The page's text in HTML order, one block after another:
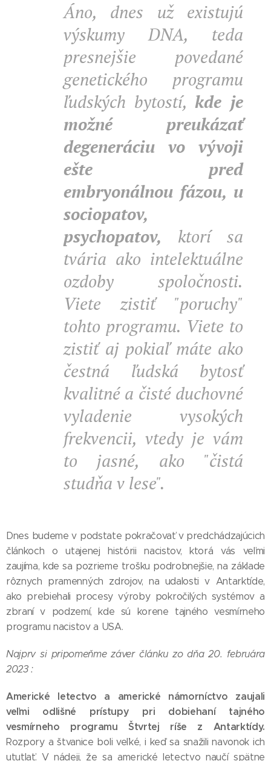
Áno, dnes už existujú
výskumy DNA, teda
presnejšie povedané
genetického programu
ľudských bytostí,kde je
možné preukázať
degeneráciu vo vývoji
ešte pred
embryonálnou fázou, u
sociopatov,
psychopatov, ktorí sa
tvária ako intelektuálne
ozdoby spoločnosti.
Viete zistiť "poruchy"
tohto programu. Viete to
zistiť aj pokiaľ máte ako
čestná ľudská bytosť
kvalitné a čisté duchovné
vyladenie vysokých
frekvencii, vtedy je vám
to jasné, ako "čistá
studňa v lese".
Dnes budeme v podstate pokračovať v predchádzajúcich
článkoch o utajenej histórii nacistov, ktorá vás veľmi
zaujíma, kde sa pozrieme trošku podrobnejšie, na základe
rôznych pramenných zdrojov, na udalosti v Antarktíde,
ako prebiehali procesy výroby pokročilých systémov a
zbraní v podzemí, kde sú korene tajného vesmírneho
programu nacistov a USA.
Najprv si pripomeňme záver článku zo dňa 20. februára
2023 :
Americké letectvo a americké námorníctvo zaujali
veľmi odlišné prístupy pri dobiehaní tajného
vesmírneho programu Štvrtej ríše z Antarktídy.
Rozpory a štvanice boli veľké, i keď sa snažili navonok ich
ututlať. V nádeji, že sa americké letectvo naučí spätne